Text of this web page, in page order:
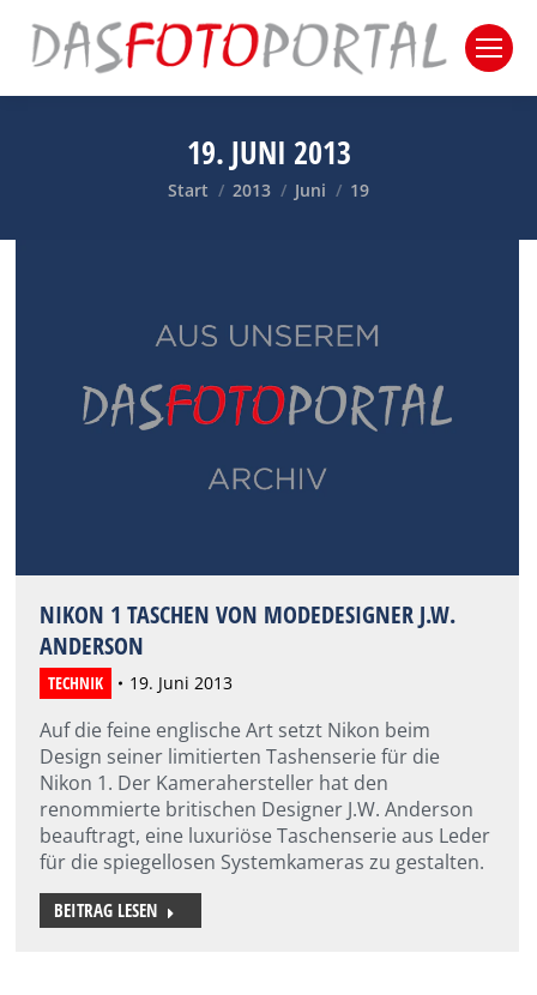
19. JUNI 2013
Sie befinden sich hier:
Start 2013 Juni 19
NIKON 1 TASCHEN VON MODEDESIGNER J.W.
ANDERSON
TECHNIK 19. Juni 2013
Auf die feine englische Art setzt Nikon beim
Design seiner limitierten Tashenserie für die
Nikon 1. Der Kamerahersteller hat den
renommierte britischen Designer J.W. Anderson
beauftragt, eine luxuriöse Taschenserie aus Leder
für die spiegellosen Systemkameras zu gestalten.
BEITRAG LESEN